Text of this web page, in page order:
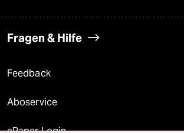
Fragen & Hilfe
Feedback
Aboservice